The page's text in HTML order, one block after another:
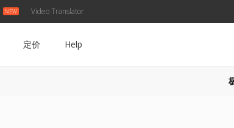
Video Translator
定价 Help